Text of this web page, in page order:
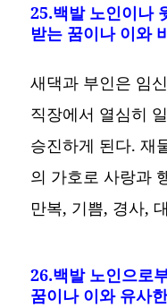
25.백발 노인이나
받는 꿈이나 이와
새댁과 부인은 임
직장에서 열심히
승진하게 된다. 재
의 가호로 사랑과
만복, 기쁨, 경사,
26.백발 노인으로
꿈이나 이와 유사